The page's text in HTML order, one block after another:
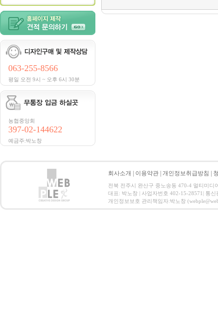
063-255-8566
평일 오전 9시 ~ 오후 6시 30분
농협중앙회
397-02-144622
예금주:박노창
회사소개 이용약관 개인정보취급방침
전북 전주시 완산구 중노송동 470-4 멀티미디
대표: 박노창 | 사업자번호 402-15-28571| 통
개인정보보호 관리책임자:박노창